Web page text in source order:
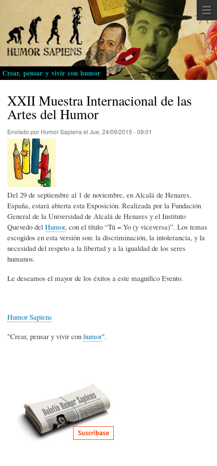
Pasar
al
contenido
principal
Crear, pensar y vivir con humor
XXII Muestra Internacional de las
Artes del Humor
Enviado por Humor Sapiensel Jue, 24/09/2015 - 09:01
Del 29 de septiembre al 1 de noviembre, en Alcalá de Henares,
España, estará abierta esta Exposición. Realizada por la Fundación
General de la Universidad de Alcalá de Henares y el Instituto
Quevedo del Humor, con el título “Tú = Yo (y viceversa)”. Los temas
escogidos en esta versión son: la discriminación, la intolerancia, y la
necesidad del respeto a la libertad y a la igualdad de los seres
humanos.
Le deseamos el mayor de los éxitos a este magnífico Evento.
Humor Sapiens
"Crear, pensar y vivir con humor".